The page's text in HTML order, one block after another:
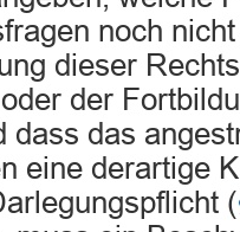
noch
dieser
der
dass das
eine derartige
(